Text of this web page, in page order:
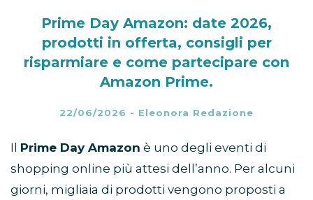
Prime Day Amazon: date 2026,
prodotti in offerta, consigli per
risparmiare e come partecipare con
Amazon Prime.
22/06/2026 - Eleonora Redazione
Il Prime Day Amazon è uno degli eventi di
shopping online più attesi dell’anno. Per alcuni
giorni, migliaia di prodotti vengono proposti a